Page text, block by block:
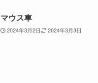
マウス車
2024年3月2日 2024年3月3日